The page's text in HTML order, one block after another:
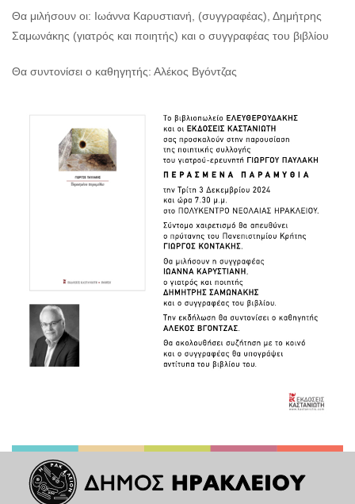
Διαλέξεις-
Ομιλίες
Εκθέσεις
Παιδιά
Άλλες
Εκδηλώσεις
ΔΗΜΟΣ
ΠΟΛΙΤΙΣΜΟΣ
Θα μιλήσουν οι: Ιωάννα Καρυστιανή, (συγγραφέας), Δημήτρης
Σαμωνάκης (γιατρός και ποιητής) και ο συγγραφέας του βιβλίου
Θα συντονίσει ο καθηγητής: Αλέκος Βγόντζας